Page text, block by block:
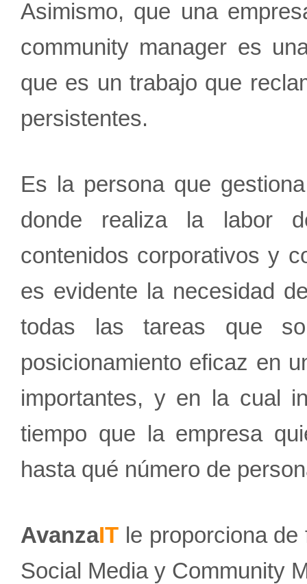
Asimismo, que una
community manager es
que es un trabajo que
persistentes.
Es la persona que
donde realiza la labor
contenidos corporativos y
es evidente la necesidad
todas las tareas que
posicionamiento eficaz en
importantes, y en la cual
tiempo que la empresa
hasta qué número de
AvanzaIT le proporciona de
Social Media y Community